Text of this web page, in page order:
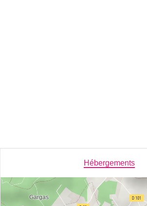
Hébergements